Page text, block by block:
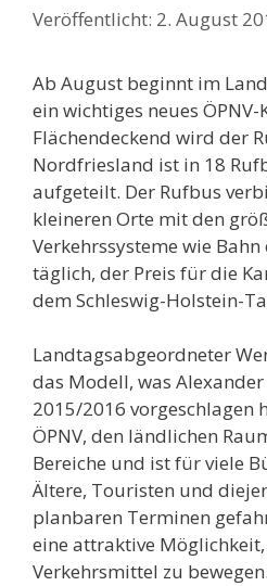
2. August
Ab August beginnt im
ein wichtiges neues ÖPNV-
Flächendeckend wird der
Nordfriesland ist in 18
aufgeteilt. Der Rufbus
kleineren Orte mit den
Verkehrssysteme wie
täglich, der Preis für die
dem Schleswig-Holstein-
Landtagsabgeordneter
das Modell, was Alexander
2015/2016 vorgeschlagen
ÖPNV, den ländlichen
Bereiche und ist für viele
Ältere, Touristen und
planbaren Terminen
eine attraktive
Verkehrsmittel zu bewegen.